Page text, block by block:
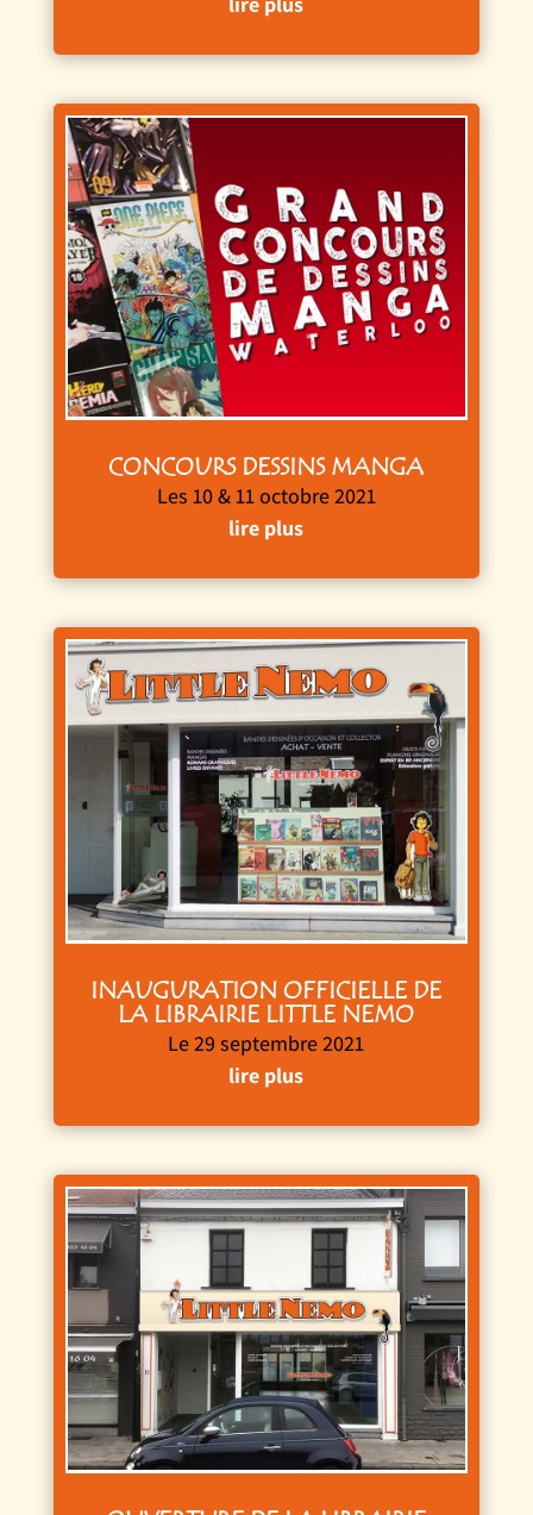
CONCOURS DESSINS MANGA
Les 10 & 11 octobre 2021
lire plus
INAUGURATION OFFICIELLE DE
LA LIBRAIRIE LITTLE NEMO
Le 29 septembre 2021
lire plus